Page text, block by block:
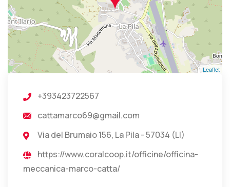
Leaflet
+393423722567
cattamarco69@gmail.com
Via del Brumaio 156, La Pila - 57034 (LI)
https://www.coralcoop.it/officine/officina-
meccanica-marco-catta/